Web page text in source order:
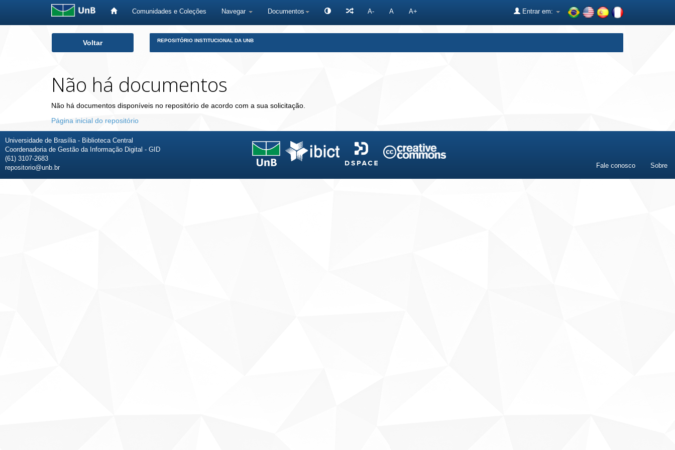
Comunidades e Coleções Navegar Documentos A- A A+ Entrar em:
Voltar REPOSITÓRIO INSTITUCIONAL DA UNB
Não há documentos
Não há documentos disponíveis no repositório de acordo com a sua solicitação.
Página inicial do repositório
Universidade de Brasília - Biblioteca Central
Coordenadoria de Gestão da Informação Digital - GID
(61) 3107-2683
repositorio@unb.br
Fale conosco Sobre